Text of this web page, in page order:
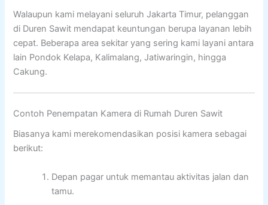
Walaupun kami melayani seluruh Jakarta Timur, pelanggan
di Duren Sawit mendapat keuntungan berupa layanan lebih
cepat. Beberapa area sekitar yang sering kami layani antara
lain Pondok Kelapa, Kalimalang, Jatiwaringin, hingga
Cakung.
Contoh Penempatan Kamera di Rumah Duren Sawit
Biasanya kami merekomendasikan posisi kamera sebagai
berikut:
Depan pagar untuk memantau aktivitas jalan dan
tamu.